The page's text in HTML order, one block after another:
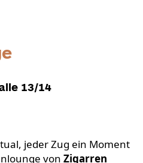
13/14
jeder Zug ein Moment
von Zigarren